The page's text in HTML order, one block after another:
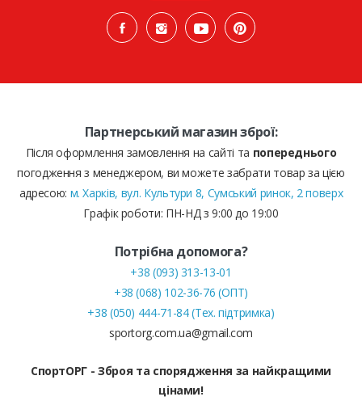
Партнерський магазин зброї:
Після оформлення замовлення на сайті та попереднього
погодження з менеджером, ви можете забрати товар за цією
адресою: м. Харків, вул. Культури 8, Сумський ринок, 2 поверх
Графік роботи: ПН-НД з 9:00 до 19:00
Потрібна допомога?
+38 (093) 313-13-01
+38 (068) 102-36-76 (ОПТ)
+38 (050) 444-71-84 (Тех. підтримка)
sportorg.com.ua@gmail.com
СпортОРГ - Зброя та спорядження за найкращими
цінами!